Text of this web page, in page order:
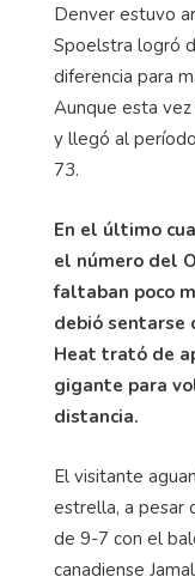
Denver estuvo
Spoelstra logró
diferencia para
Aunque esta
y llegó al
73.
En el último
el número del
faltaban poco
debió sentarse
Heat trató de
gigante para
distancia.
El visitante
estrella, a pesar
de 9-7 con el
canadiense